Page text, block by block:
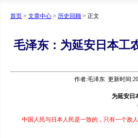
首页 > 文章中心 > 历史回顾 > 正文
毛泽东：为延安日本工
作者:毛泽东 更新时间
为延安日
中国人民与日本人民是一致的，只有一个敌